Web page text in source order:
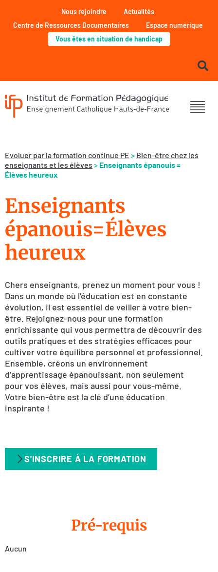
Nous rejoindre
Actualités
Centre de Ressources Documentaires
Espace numérique
Vous êtes en situation de handicap
Evoluer par la formation continue PE > Bien-être chez les
enseignants et les élèves > Enseignants épanouis =
Élèves heureux
Enseignants
épanouis=Élèves
heureux
Chers enseignants, prenez un moment pour vous !
Dans un monde où l’éducation est en constante
évolution, il est essentiel de veiller à votre bien-
être. Rejoignez-nous pour une formation
enrichissante qui vous permettra de découvrir des
outils pratiques et des stratégies efficaces pour
cultiver votre équilibre personnel et professionnel.
Ensemble, créons un environnement
d’apprentissage épanouissant, non seulement
pour vos élèves, mais aussi pour vous-même.
Votre bien-être est la clé d’une éducation
inspirante !
S'INSCRIRE À LA FORMATION
Pré-requis
Aucun